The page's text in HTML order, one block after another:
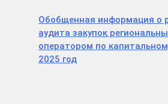
Обобщенная информация о
аудита закупок
оператором по
2025 год